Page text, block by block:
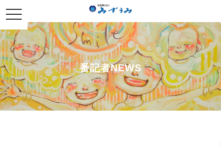
toggle
navigation
番記者NEWS